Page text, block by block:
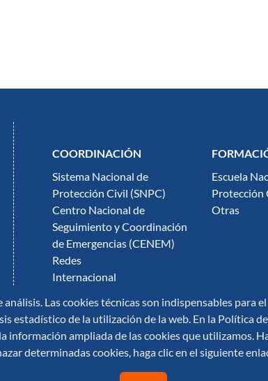
COORDINACIÓN
Sistema Nacional de
Protección Civil (SNPC)
Centro Nacional de
Seguimiento y Coordinación
de Emergencias (CENEM)
Redes
Internacional
Escuela
Protección
Otras
DOCUMENTACIÓN
SALA DE
Las cookies técnicas son indispensables para
estadístico de la utilización de la web. En la Política
ampliada de las cookies que utilizamos.
determinadas cookies, haga clic en el siguiente